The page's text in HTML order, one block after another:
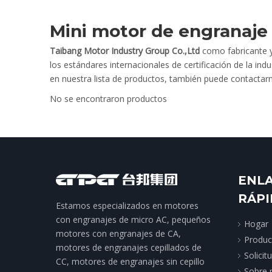
Mini motor de engranaje
Taibang Motor Industry Group Co.,Ltd como fabricante
los estándares internacionales de certificación de la
en nuestra lista de productos, también puede
No se encontraron productos
Estamos especializados en motores
con engranajes de micro AC, pequeños
motores con engranajes de CA,
motores de engranajes cepillados de
CC, motores de engranajes sin cepillo
Hogar